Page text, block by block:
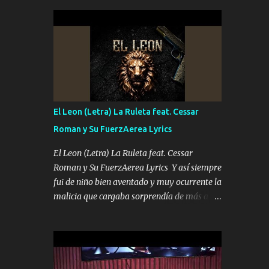
conciertos más que llenar Se mueven solo
por el interés P...
inteligente junto con su hermano el TRES
blindado el Estado tiene andan ESPERANDO
al UNO QUE PRONTO ESTARÁ PRESENTE
Que no falten las bucanas ni tampoco las
mujeres porque es platica de grandes por eso
hay que estar alegres doy las instrucciones
para atender los deberes Música Si es que
salta algún problema de confianza tengo
gente ahí está el Hombre Cuarenta y
también Pariente 7 arreglan cualquier
problema no más es cuestión que ordené
NOS HACE FALTA UN HERMANO DE CLAVE
SIEMPRE VIO POR LA FAMILIA PARA QUE
SIGA EL LEGADO Es el DOS de los
HERMANOS un cerebro inteligente y com...
El Leon (Letra) La Ruleta feat. Cessar
Roman y Su FuerzAerea Lyrics
El Leon (Letra) La Ruleta feat. Cessar
Roman y Su FuerzAerea Lyrics Y así siempre
fui de niño bien aventado y muy ocurrente la
malicia que cargaba sorprendía de más a la
Tranquilo me la navego ando en lo mío sin